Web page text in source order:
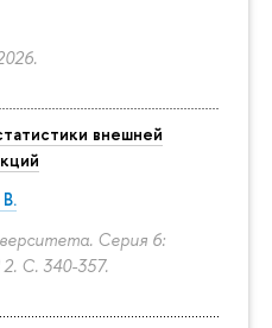
внешней
Серия 6:
С. 340-357.